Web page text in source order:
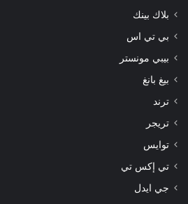
بلاك بينك
بي تي اس
بيبي مونستر
بيغ بانغ
ترند
تريجر
توايس
تي إكس تي
جي ايدل